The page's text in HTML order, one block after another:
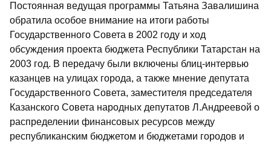
Постоянная ведущая программы Татьяна Завалишина
обратила особое внимание на итоги работы
Государственного Совета в 2002 году и ход
обсуждения проекта бюджета Республики Татарстан на
2003 год. В передачу были включены блиц-интервью
казанцев на улицах города, а также мнение депутата
Государственного Совета, заместителя председателя
Казанского Совета народных депутатов Л.Андреевой о
распределении финансовых ресурсов между
республиканским бюджетом и бюджетами городов и